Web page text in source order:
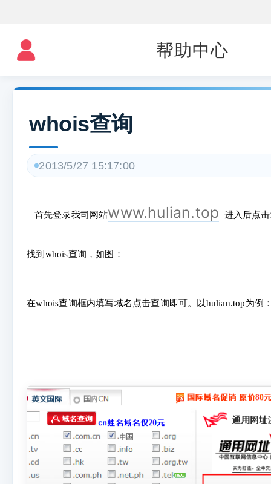
帮助中心
whois查询
2013/5/27 15:17:00
首先登录我司网站www.hulian.top 进入后点
找到whois查询，如图：
在whois查询框内填写域名点击查询即可。以hulian.top为例